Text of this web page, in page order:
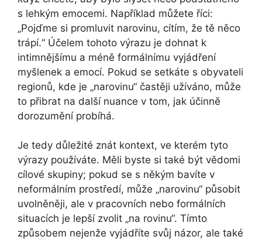
s lehkým emocemi. Například můžete říci:
„Pojďme si promluvit narovinu, cítím, že tě něco
trápí.“ Účelem tohoto výrazu je dohnat k
intimnějšímu a méně formálnímu vyjádření
myšlenek a emocí. Pokud se setkáte s obyvateli
regionů, kde je „narovinu“ častěji užíváno, může
to přibrat na další nuance v tom, jak účinně
dorozumění probíhá.
Je tedy důležité znát kontext, ve kterém tyto
výrazy používáte. Měli byste si také být vědomi
cílové skupiny; pokud se s někým bavíte v
neformálním prostředí, může „narovinu“ působit
uvolněněji, ale v pracovních nebo formálních
situacích je lepší zvolit „na rovinu“. Tímto
způsobem nejenže vyjádříte svůj názor, ale také